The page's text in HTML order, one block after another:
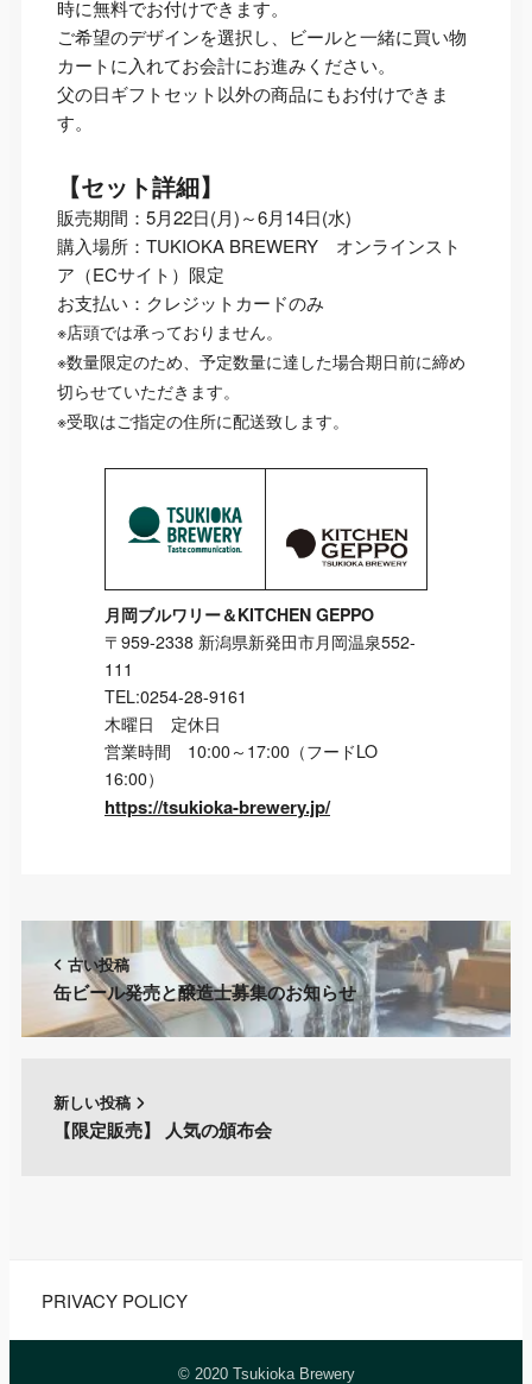
時に無料でお付けできます。
ご希望のデザインを選択し、ビールと一緒に買い物
カートに入れてお会計にお進みください。
父の日ギフトセット以外の商品にもお付けできま
す。
【セット詳細】
販売期間：5月22日(月)～6月14日(水)
購入場所：TUKIOKA BREWERY オンラインスト
ア（ECサイト）限定
お支払い：クレジットカードのみ
※店頭では承っておりません。
※数量限定のため、予定数量に達した場合期日前に締め
切らせていただきます。
※受取はご指定の住所に配送致します。
月岡ブルワリー＆KITCHEN GEPPO
〒959-2338 新潟県新発田市月岡温泉552-
111
TEL:0254-28-9161
木曜日 定休日
営業時間 10:00～17:00（フードLO
16:00）
https://tsukioka-brewery.jp/
古い投稿
缶ビール発売と醸造士募集のお知らせ
新しい投稿
【限定販売】 人気の頒布会
PRIVACY POLICY
© 2020 Tsukioka Brewery